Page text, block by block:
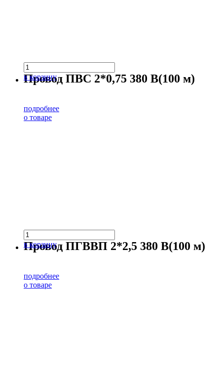
в корзину
Провод ПВС 2*0,75 380 В(100 м)
подробнее
о товаре
в корзину
Провод ПГВВП 2*2,5 380 В(100 м)
подробнее
о товаре